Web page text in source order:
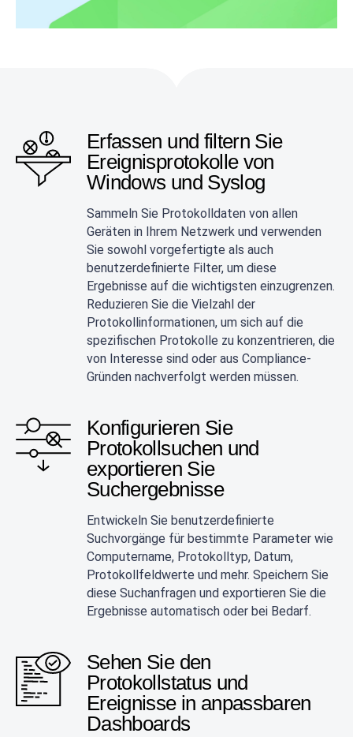
Erfassen und filtern Sie
Ereignisprotokolle von
Windows und Syslog
Sammeln Sie Protokolldaten von allen
Geräten in Ihrem Netzwerk und verwenden
Sie sowohl vorgefertigte als auch
benutzerdefinierte Filter, um diese
Ergebnisse auf die wichtigsten einzugrenzen.
Reduzieren Sie die Vielzahl der
Protokollinformationen, um sich auf die
spezifischen Protokolle zu konzentrieren, die
von Interesse sind oder aus Compliance-
Gründen nachverfolgt werden müssen.
Konfigurieren Sie
Protokollsuchen und
exportieren Sie
Suchergebnisse
Entwickeln Sie benutzerdefinierte
Suchvorgänge für bestimmte Parameter wie
Computername, Protokolltyp, Datum,
Protokollfeldwerte und mehr. Speichern Sie
diese Suchanfragen und exportieren Sie die
Ergebnisse automatisch oder bei Bedarf.
Sehen Sie den
Protokollstatus und
Ereignisse in anpassbaren
Dashboards